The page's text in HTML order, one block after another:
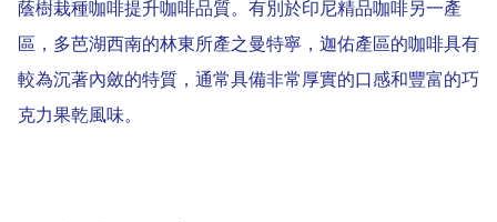
蔭樹栽種咖啡提升咖啡品質。有別於印尼精品咖啡另一產
區，多芭湖西南的林東所產之曼特寧，迦佑產區的咖啡具有
較為沉著內斂的特質，通常具備非常厚實的口感和豐富的巧